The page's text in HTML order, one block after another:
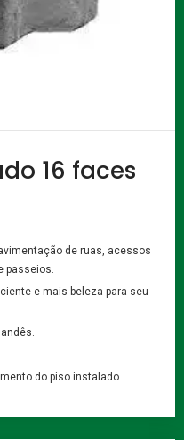
16 faces
de ruas, acessos
passeios.
e mais beleza para seu
do piso instalado.